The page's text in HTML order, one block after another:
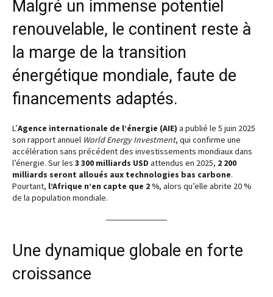
Malgré un immense potentiel
renouvelable, le continent reste à
la marge de la transition
énergétique mondiale, faute de
financements adaptés.
L’Agence internationale de l’énergie (AIE) a publié le 5 juin 2025
son rapport annuel World Energy Investment, qui confirme une
accélération sans précédent des investissements mondiaux dans
l’énergie. Sur les 3 300 milliards USD attendus en 2025, 2 200
milliards seront alloués aux technologies bas carbone.
Pourtant, l’Afrique n’en capte que 2 %, alors qu’elle abrite 20 %
de la population mondiale.
Une dynamique globale en forte
croissance